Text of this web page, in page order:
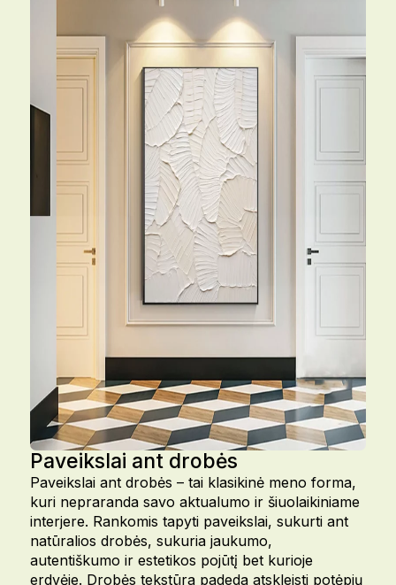
Paveikslai ant drobės
Paveikslai ant drobės – tai klasikinė meno forma,
kuri nepraranda savo aktualumo ir šiuolaikiniame
interjere. Rankomis tapyti paveikslai, sukurti ant
natūralios drobės, sukuria jaukumo,
autentiškumo ir estetikos pojūtį bet kurioje
erdvėje. Drobės tekstūra padeda atskleisti potėpių